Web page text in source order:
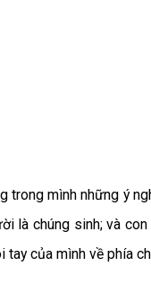
mình những ý
là chúng sinh; và
của mình về phía